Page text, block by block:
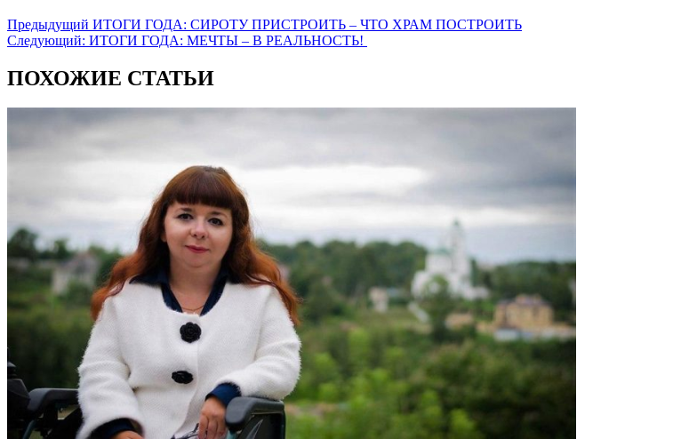
Предыдущий ИТОГИ ГОДА: СИРОТУ ПРИСТРОИТЬ – ЧТО ХРАМ ПОСТРОИТЬ
Следующий: ИТОГИ ГОДА: МЕЧТЫ – В РЕАЛЬНОСТЬ!
ПОХОЖИЕ СТАТЬИ